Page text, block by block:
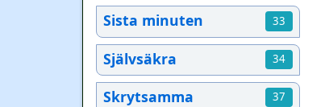
Sista minuten 33
Självsäkra 34
Skrytsamma 37